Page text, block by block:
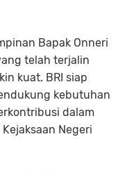
Bapak Onneri
telah terjalin
kuat. BRI siap
kebutuhan
dalam
Negeri